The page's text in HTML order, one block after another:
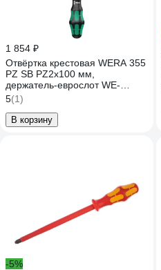
1 854 ₽
Отвёртка крестовая WERA 355
PZ SB PZ2x100 мм,
держатель-еврослот WE-
100057
5(1)
В корзину
-5%